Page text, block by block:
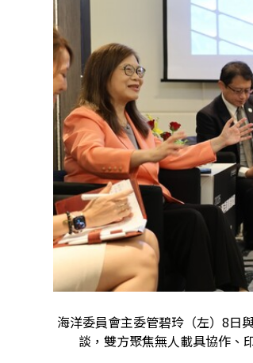
海洋委員會主委管碧玲（左）8日
談，雙方聚焦無人載具協作、